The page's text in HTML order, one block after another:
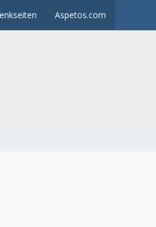
Aspetos.com